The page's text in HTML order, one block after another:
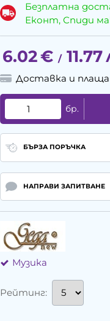
Безплатна
Еконт, Спиди
6.02€ / 11.77
Доставка и
бр.
БЪРЗА ПОРЪЧКА
НАПРАВИ ЗАПИТВАНЕ
Музика
Рейтинг: